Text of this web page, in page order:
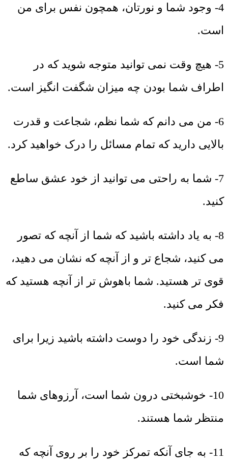
4- وجود شما و نورتان، همچون نفس برای من
است.
5- هیچ وقت نمی توانید متوجه شوید که در
اطراف شما بودن چه میزان شگفت انگیز است.
6- من می دانم که شما نظم، شجاعت و قدرت
بالایی دارید که تمام مسائل را درک خواهید کرد.
7- شما به راحتی می توانید از خود عشق ساطع
کنید.
8- به یاد داشته باشید که شما از آنچه که تصور
می کنید، شجاع تر و از آنچه که نشان می دهید،
قوی تر هستید. شما باهوش تر از آنچه هستید که
فکر می کنید.
9- زندگی خود را دوست داشته باشید زیرا برای
شما است.
10- خوشبختی درون شما است، آرزوهای شما
منتظر شما هستند.
11- به جای آنکه تمرکز خود را بر روی آنچه که